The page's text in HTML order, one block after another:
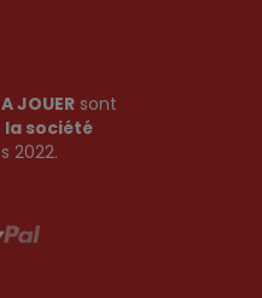
JOUER sont
la société
2022.